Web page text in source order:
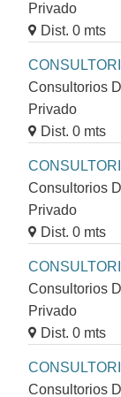
Privado
Dist. 0 mts
Consultorios
Privado
Dist. 0 mts
Consultorios
Privado
Dist. 0 mts
Consultorios
Privado
Dist. 0 mts
Consultorios